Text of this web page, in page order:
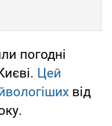
погодні
Цей
від